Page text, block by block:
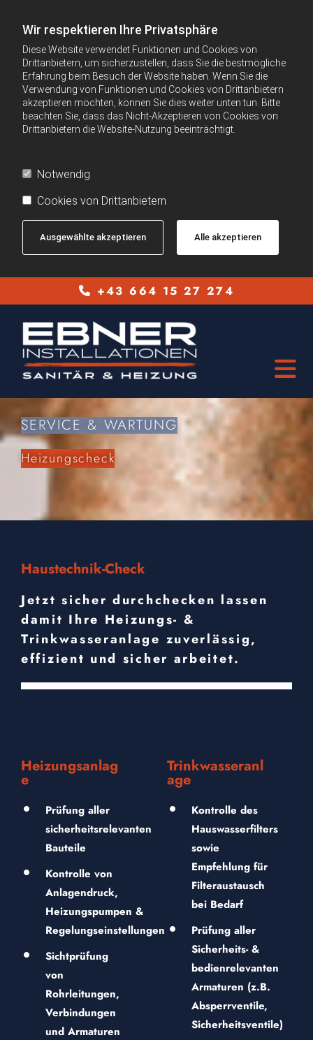
Wir respektieren Ihre Privatsphäre
Diese Website verwendet Funktionen und Cookies von
Drittanbietern, um sicherzustellen, dass Sie die bestmögliche
Erfahrung beim Besuch der Website haben. Wenn Sie die
Verwendung von Funktionen und Cookies von Drittanbietern
akzeptieren möchten, können Sie dies weiter unten tun. Bitte
beachten Sie, dass das Nicht-Akzeptieren von Cookies von
Drittanbietern die Website-Nutzung beeinträchtigt.
Notwendig
Cookies von Drittanbietern
Ausgewählte akzeptieren Alle akzeptieren
 +43 664 15 27 274
SERVICE & WARTUNG
Heizungscheck
Haustechnik-Check
Jetzt sicher durchchecken lassen
damit Ihre Heizungs- &
Trinkwasseranlage zuverlässig,
effizient und sicher arbeitet.
Heizungsanlag
e
Prüfung aller
sicherheitsrelevanten
Bauteile
Kontrolle von
Anlagendruck,
Heizungspumpen &
Regelungseinstellungen
Sichtprüfung
von
Rohrleitungen,
Verbindungen
und Armaturen
Trinkwasseranl
age
Kontrolle des
Hauswasserfilters
sowie
Empfehlung für
Filteraustausch
bei Bedarf
Prüfung aller
Sicherheits- &
bedienrelevanten
Armaturen (z.B.
Absperrventile,
Sicherheitsventile)